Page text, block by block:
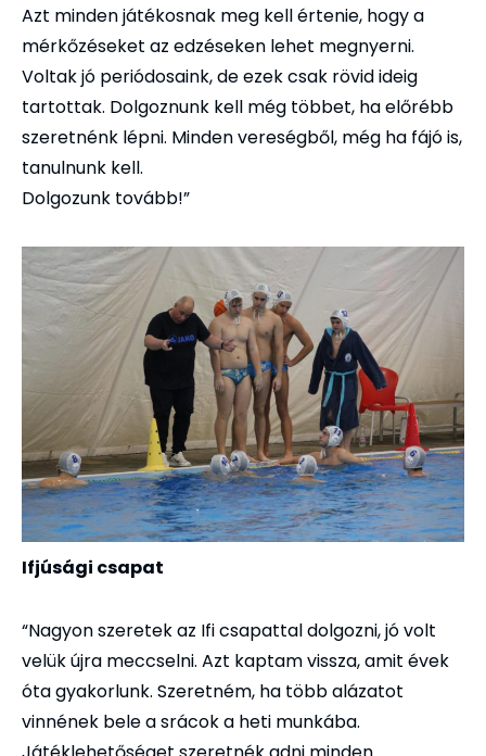
Azt minden játékosnak meg kell értenie, hogy a
mérkőzéseket az edzéseken lehet megnyerni.
Voltak jó periódosaink, de ezek csak rövid ideig
tartottak. Dolgoznunk kell még többet, ha előrébb
szeretnénk lépni. Minden vereségből, még ha fájó is,
tanulnunk kell.
Dolgozunk tovább!”
Ifjúsági csapat
“Nagyon szeretek az Ifi csapattal dolgozni, jó volt
velük újra meccselni. Azt kaptam vissza, amit évek
óta gyakorlunk. Szeretném, ha több alázatot
vinnének bele a srácok a heti munkába.